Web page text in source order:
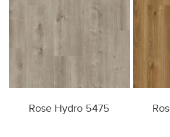
Rose Hydro 5475